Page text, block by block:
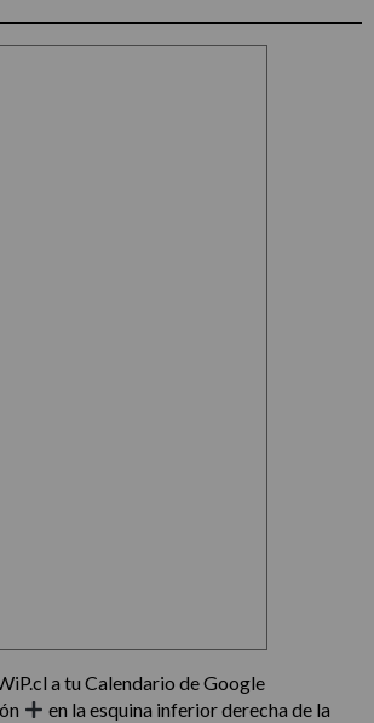
a tu Calendario de Google
en la esquina inferior derecha de la